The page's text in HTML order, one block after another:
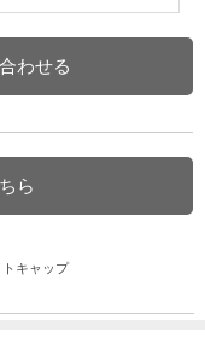
わせる
ら
キャップ